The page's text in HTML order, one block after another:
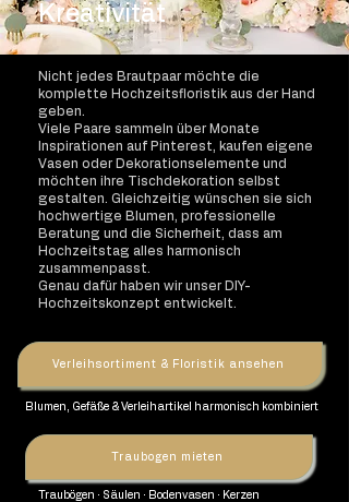
Kreativität
Nicht jedes Brautpaar möchte die
komplette Hochzeitsfloristik aus der Hand
geben.
Viele Paare sammeln über Monate
Inspirationen auf Pinterest, kaufen eigene
Vasen oder Dekorationselemente und
möchten ihre Tischdekoration selbst
gestalten. Gleichzeitig wünschen sie sich
hochwertige Blumen, professionelle
Beratung und die Sicherheit, dass am
Hochzeitstag alles harmonisch
zusammenpasst.
Genau dafür haben wir unser DIY-
Hochzeitskonzept entwickelt.
Verleihsortiment & Floristik ansehen
Blumen, Gefäße & Verleihartikel harmonisch kombiniert
Traubogen mieten
Traubögen · Säulen · Bodenvasen · Kerzen